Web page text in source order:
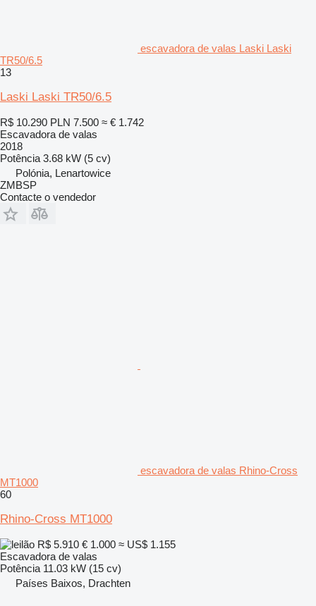
escavadora de valas Laski Laski
TR50/6.5
13
Laski Laski TR50/6.5
R$ 10.290 PLN 7.500 ≈ € 1.742
Escavadora de valas
2018
Potência 3.68 kW (5 cv)
Polónia, Lenartowice
ZMBSP
Contacte o vendedor
escavadora de valas Rhino-Cross
MT1000
60
Rhino-Cross MT1000
R$ 5.910 € 1.000 ≈ US$ 1.155
Escavadora de valas
Potência 11.03 kW (15 cv)
Países Baixos, Drachten